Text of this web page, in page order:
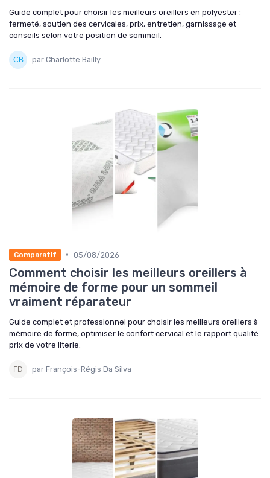
Guide complet pour choisir les meilleurs oreillers en polyester :
fermeté, soutien des cervicales, prix, entretien, garnissage et
conseils selon votre position de sommeil.
par Charlotte Bailly
Comparatif • 05/08/2026
Comment choisir les meilleurs oreillers à
mémoire de forme pour un sommeil
vraiment réparateur
Guide complet et professionnel pour choisir les meilleurs oreillers à
mémoire de forme, optimiser le confort cervical et le rapport qualité
prix de votre literie.
par François-Régis Da Silva